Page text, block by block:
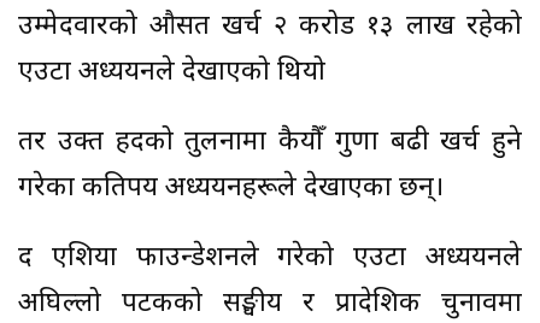
उम्मेदवारको औसत खर्च २ करोड १३ लाख रहेको
एउटा अध्ययनले देखाएको थियो
तर उक्त हदको तुलनामा कैयौँ गुणा बढी खर्च हुने
गरेका कतिपय अध्ययनहरूले देखाएका छन्।
द एशिया फाउन्डेशनले गरेको एउटा अध्ययनले
अघिल्लो पटकको सङ्घीय र प्रादेशिक चुनावमा